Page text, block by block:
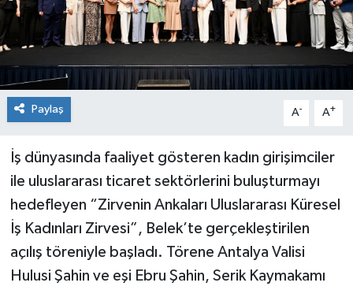
Paylaş A- A+
İş dünyasında faaliyet gösteren kadın girişimciler
ile uluslararası ticaret sektörlerini buluşturmayı
hedefleyen “Zirvenin Ankaları Uluslararası Küresel
İş Kadınları Zirvesi”, Belek’te gerçekleştirilen
açılış töreniyle başladı. Törene Antalya Valisi
Hulusi Şahin ve eşi Ebru Şahin, Serik Kaymakamı